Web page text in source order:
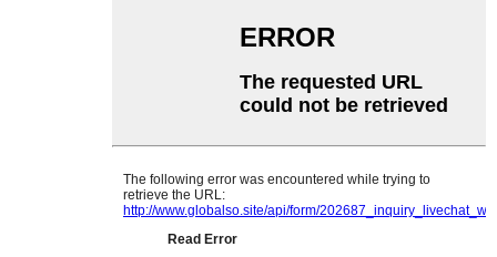
Swahili
Tajik
Telugu
Ukrainian
Urdu